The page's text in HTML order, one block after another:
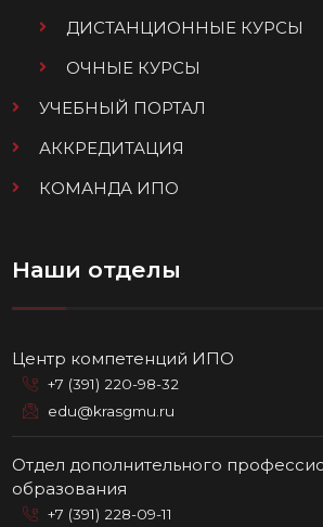
ДИСТАНЦИОННЫЕ КУРСЫ
ОЧНЫЕ КУРСЫ
УЧЕБНЫЙ ПОРТАЛ
АККРЕДИТАЦИЯ
КОМАНДА ИПО
Наши отделы
Центр компетенций ИПО
+7 (391) 220-98-32
edu@krasgmu.ru
Отдел дополнительного
образования
+7 (391) 228-09-11